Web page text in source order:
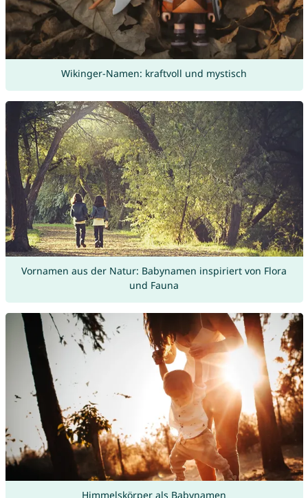
Wikinger-Namen: kraftvoll und mystisch
Vornamen aus der Natur: Babynamen inspiriert von Flora
und Fauna
Himmelskörper als Babynamen